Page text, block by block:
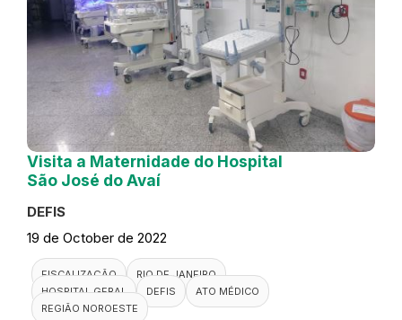
Visita a Maternidade do Hospital
São José do Avaí
DEFIS
19 de October de 2022
FISCALIZAÇÃO
RIO DE JANEIRO
HOSPITAL GERAL
DEFIS
ATO MÉDICO
REGIÃO NOROESTE